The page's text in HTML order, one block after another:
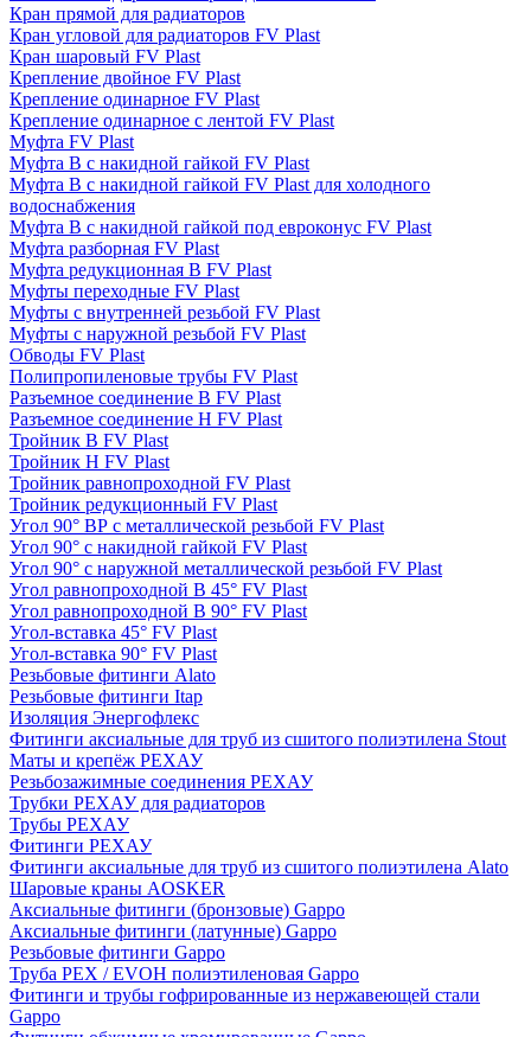
Кран прямой для радиаторов
Кран угловой для радиаторов FV Plast
Кран шаровый FV Plast
Крепление двойное FV Plast
Крепление одинарное FV Plast
Крепление одинарное с лентой FV Plast
Муфта FV Plast
Муфта В с накидной гайкой FV Plast
Муфта В с накидной гайкой FV Plast для холодного
водоснабжения
Муфта В с накидной гайкой под евроконус FV Plast
Муфта разборная FV Plast
Муфта редукционная В FV Plast
Муфты переходные FV Plast
Муфты с внутренней резьбой FV Plast
Муфты с наружной резьбой FV Plast
Обводы FV Plast
Полипропиленовые трубы FV Plast
Разъемное соединение В FV Plast
Разъемное соединение Н FV Plast
Тройник В FV Plast
Тройник Н FV Plast
Тройник равнопроходной FV Plast
Тройник редукционный FV Plast
Угол 90° BР с металлической резьбой FV Plast
Угол 90° с накидной гайкой FV Plast
Угол 90° с наружной металлической резьбой FV Plast
Угол равнопроходной В 45° FV Plast
Угол равнопроходной В 90° FV Plast
Угол-вставка 45° FV Plast
Угол-вставка 90° FV Plast
Резьбовые фитинги Alato
Резьбовые фитинги Itap
Изоляция Энергофлекс
Фитинги аксиальные для труб из сшитого полиэтилена Stout
Маты и крепёж РЕХАУ
Резьбозажимные соединения РЕХАУ
Трубки РЕХАУ для радиаторов
Трубы РЕХАУ
Фитинги РЕХАУ
Фитинги аксиальные для труб из сшитого полиэтилена Alato
Шаровые краны AOSKER
Аксиальные фитинги (бронзовые) Gappo
Аксиальные фитинги (латунные) Gappo
Резьбовые фитинги Gappo
Труба PEX / EVOH полиэтиленовая Gappo
Фитинги и трубы гофрированные из нержавеющей стали
Gappo